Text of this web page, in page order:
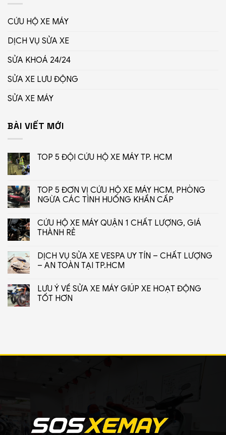
CỨU HỘ XE MÁY
DỊCH VỤ SỬA XE
SỬA KHOÁ 24/24
SỬA XE LƯU ĐỘNG
SỬA XE MÁY
BÀI VIẾT MỚI
TOP 5 ĐỘI CỨU HỘ XE MÁY TP. HCM
TOP 5 ĐƠN VỊ CỨU HỘ XE MÁY HCM, PHÒNG
NGỪA CÁC TÌNH HUỐNG KHẨN CẤP
CỨU HỘ XE MÁY QUẬN 1 CHẤT LƯỢNG, GIÁ
THÀNH RẺ
DỊCH VỤ SỬA XE VESPA UY TÍN – CHẤT LƯỢNG
– AN TOÀN TẠI TP.HCM
LƯU Ý VỀ SỬA XE MÁY GIÚP XE HOẠT ĐỘNG
TỐT HƠN